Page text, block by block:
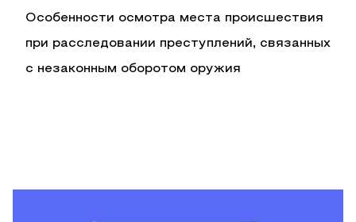
Особенности осмотра места происшествия
при расследовании преступлений, связанных
с незаконным оборотом оружия